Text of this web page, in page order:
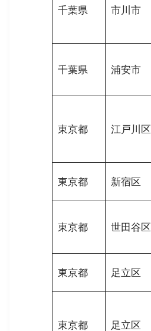
千葉県 市川市
千葉県 浦安市
東京都 江戸川区
東京都 新宿区
東京都 世田谷区
東京都 足立区
東京都 足立区